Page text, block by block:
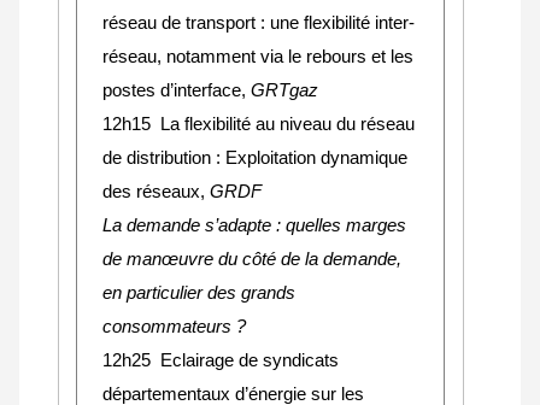
réseau de transport : une flexibilité inter-
réseau, notamment via le rebours et les
postes d’interface,GRTgaz
12h15 La flexibilité au niveau du réseau
de distribution : Exploitation dynamique
des réseaux,GRDF
La demande s’adapte : quelles marges
de manœuvre du côté de la demande,
en particulier des grands
consommateurs ?
12h25 Eclairage de syndicats
départementaux d’énergie sur les